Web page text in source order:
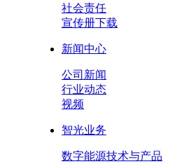
社会责任
宣传册下载
新闻中心
公司新闻
行业动态
视频
智光业务
数字能源技术与产品